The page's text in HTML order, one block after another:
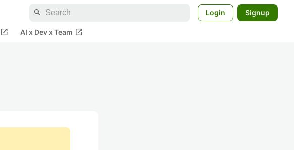
search Login Signup
open_in_new AI x Dev x Team open_in_new